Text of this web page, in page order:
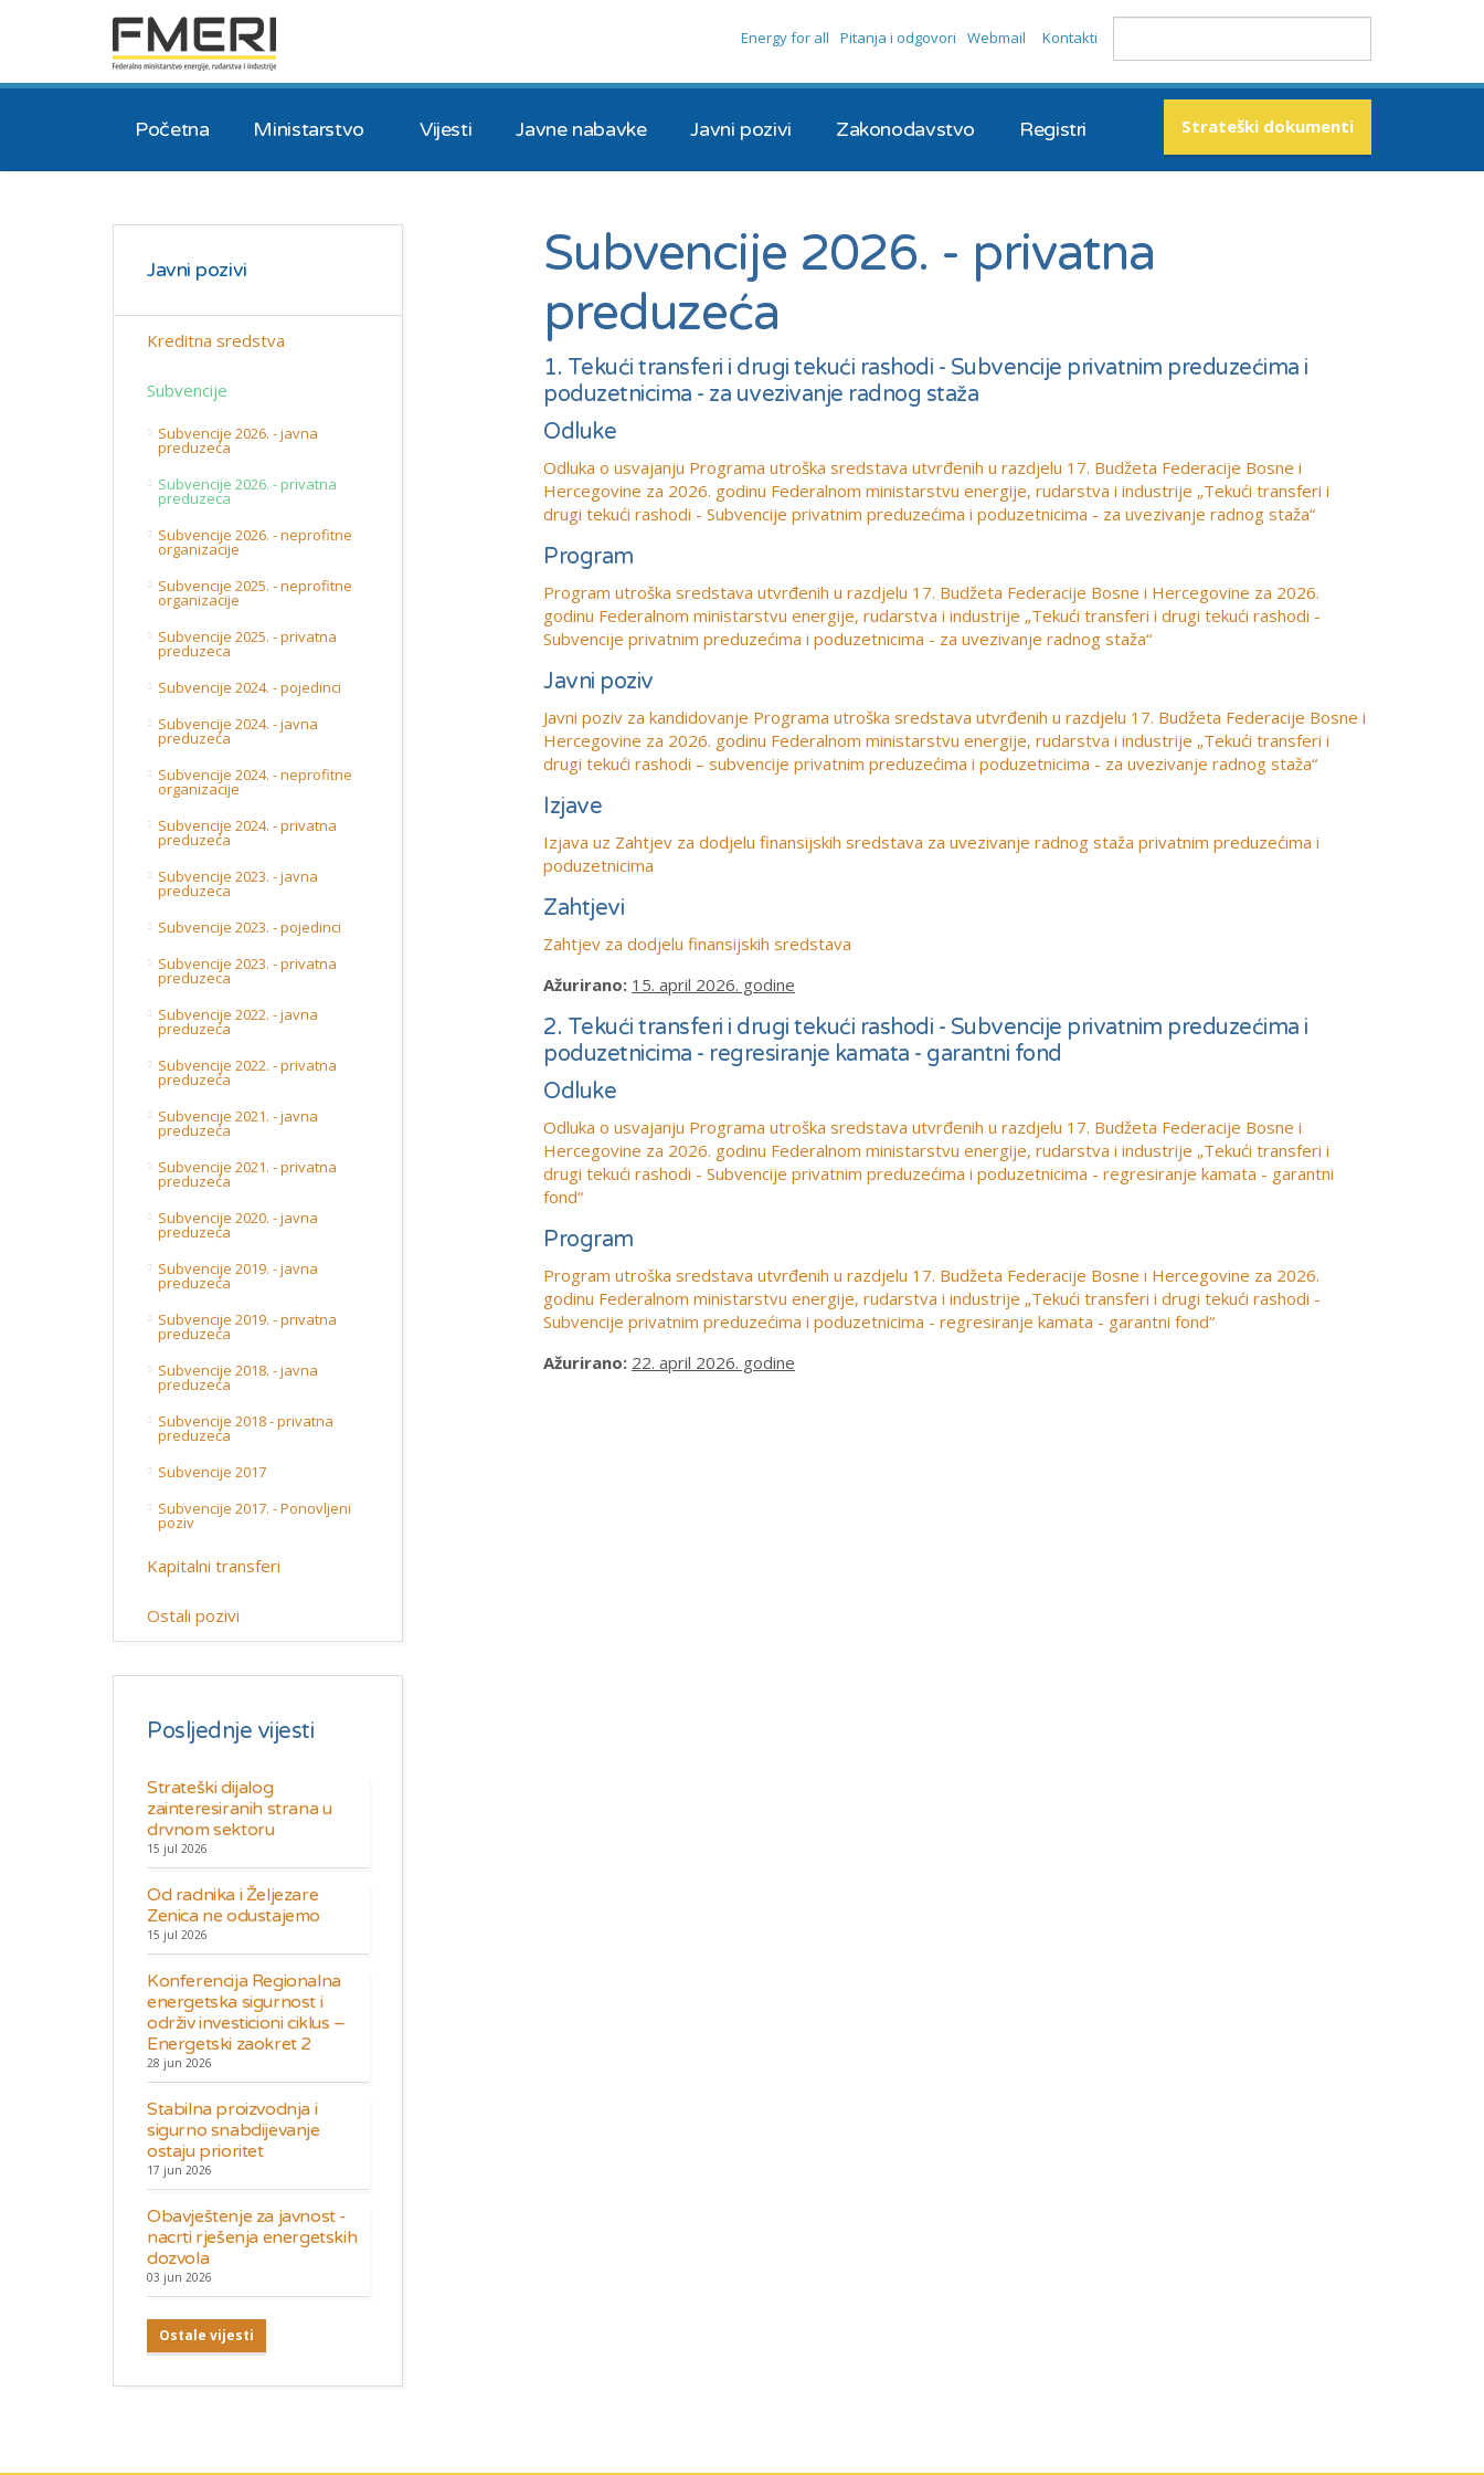
Strateški dokumenti
Početna Ministarstvo Vijesti Javne nabavke Javni pozivi Zakonodavstvo Registri
Energy for all Pitanja i odgovori Webmail Kontakti
Subvencije 2026. - privatna
preduzeća
1. Tekući transferi i drugi tekući rashodi - Subvencije privatnim preduzećima i
poduzetnicima - za uvezivanje radnog staža
Odluke
Odluka o usvajanju Programa utroška sredstava utvrđenih u razdjelu 17. Budžeta Federacije Bosne i
Hercegovine za 2026. godinu Federalnom ministarstvu energije, rudarstva i industrije „Tekući transferi i
drugi tekući rashodi - Subvencije privatnim preduzećima i poduzetnicima - za uvezivanje radnog staža“
Program
Program utroška sredstava utvrđenih u razdjelu 17. Budžeta Federacije Bosne i Hercegovine za 2026.
godinu Federalnom ministarstvu energije, rudarstva i industrije „Tekući transferi i drugi tekući rashodi -
Subvencije privatnim preduzećima i poduzetnicima - za uvezivanje radnog staža“
Javni poziv
Javni poziv za kandidovanje Programa utroška sredstava utvrđenih u razdjelu 17. Budžeta Federacije Bosne i
Hercegovine za 2026. godinu Federalnom ministarstvu energije, rudarstva i industrije „Tekući transferi i
drugi tekući rashodi – subvencije privatnim preduzećima i poduzetnicima - za uvezivanje radnog staža“
Izjave
Izjava uz Zahtjev za dodjelu finansijskih sredstava za uvezivanje radnog staža privatnim preduzećima i
poduzetnicima
Zahtjevi
Zahtjev za dodjelu finansijskih sredstava
Ažurirano: 15. april 2026. godine
2. Tekući transferi i drugi tekući rashodi - Subvencije privatnim preduzećima i
poduzetnicima - regresiranje kamata - garantni fond
Odluke
Odluka o usvajanju Programa utroška sredstava utvrđenih u razdjelu 17. Budžeta Federacije Bosne i
Hercegovine za 2026. godinu Federalnom ministarstvu energije, rudarstva i industrije „Tekući transferi i
drugi tekući rashodi - Subvencije privatnim preduzećima i poduzetnicima - regresiranje kamata - garantni
fond“
Program
Program utroška sredstava utvrđenih u razdjelu 17. Budžeta Federacije Bosne i Hercegovine za 2026.
godinu Federalnom ministarstvu energije, rudarstva i industrije „Tekući transferi i drugi tekući rashodi -
Subvencije privatnim preduzećima i poduzetnicima - regresiranje kamata - garantni fond“
Ažurirano: 22. april 2026. godine
Javni pozivi
Kreditna sredstva
Subvencije
Subvencije 2026. - javna
preduzeća
Subvencije 2026. - privatna
preduzeca
Subvencije 2026. - neprofitne
organizacije
Subvencije 2025. - neprofitne
organizacije
Subvencije 2025. - privatna
preduzeca
Subvencije 2024. - pojedinci
Subvencije 2024. - javna
preduzeća
Subvencije 2024. - neprofitne
organizacije
Subvencije 2024. - privatna
preduzeća
Subvencije 2023. - javna
preduzeca
Subvencije 2023. - pojedinci
Subvencije 2023. - privatna
preduzeca
Subvencije 2022. - javna
preduzeća
Subvencije 2022. - privatna
preduzeća
Subvencije 2021. - javna
preduzeća
Subvencije 2021. - privatna
preduzeća
Subvencije 2020. - javna
preduzeća
Subvencije 2019. - javna
preduzeća
Subvencije 2019. - privatna
preduzeća
Subvencije 2018. - javna
preduzeća
Subvencije 2018 - privatna
preduzeća
Subvencije 2017
Subvencije 2017. - Ponovljeni
poziv
Kapitalni transferi
Ostali pozivi
Posljednje vijesti
Strateški dijalog
zainteresiranih strana u
drvnom sektoru
15 jul 2026
Od radnika i Željezare
Zenica ne odustajemo
15 jul 2026
Konferencija Regionalna
energetska sigurnost i
održiv investicioni ciklus –
Energetski zaokret 2
28 jun 2026
Stabilna proizvodnja i
sigurno snabdijevanje
ostaju prioritet
17 jun 2026
Obavještenje za javnost -
nacrti rješenja energetskih
dozvola
03 jun 2026
Ostale vijesti